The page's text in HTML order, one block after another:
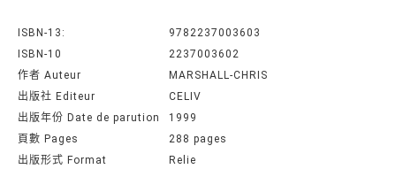
ISBN-13:
9782237003603
ISBN-10
2237003602
作者 Auteur
MARSHALL-CHRIS
出版社 Editeur
CELIV
出版年份 Date de parution
1999
頁數 Pages
288 pages
出版形式 Format
Relie